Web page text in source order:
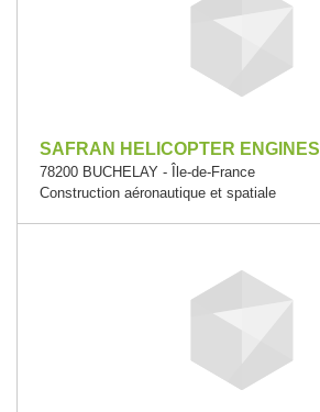
SAFRAN HELICOPTER ENGINES
78200 BUCHELAY - Île-de-France
Construction aéronautique et spatiale